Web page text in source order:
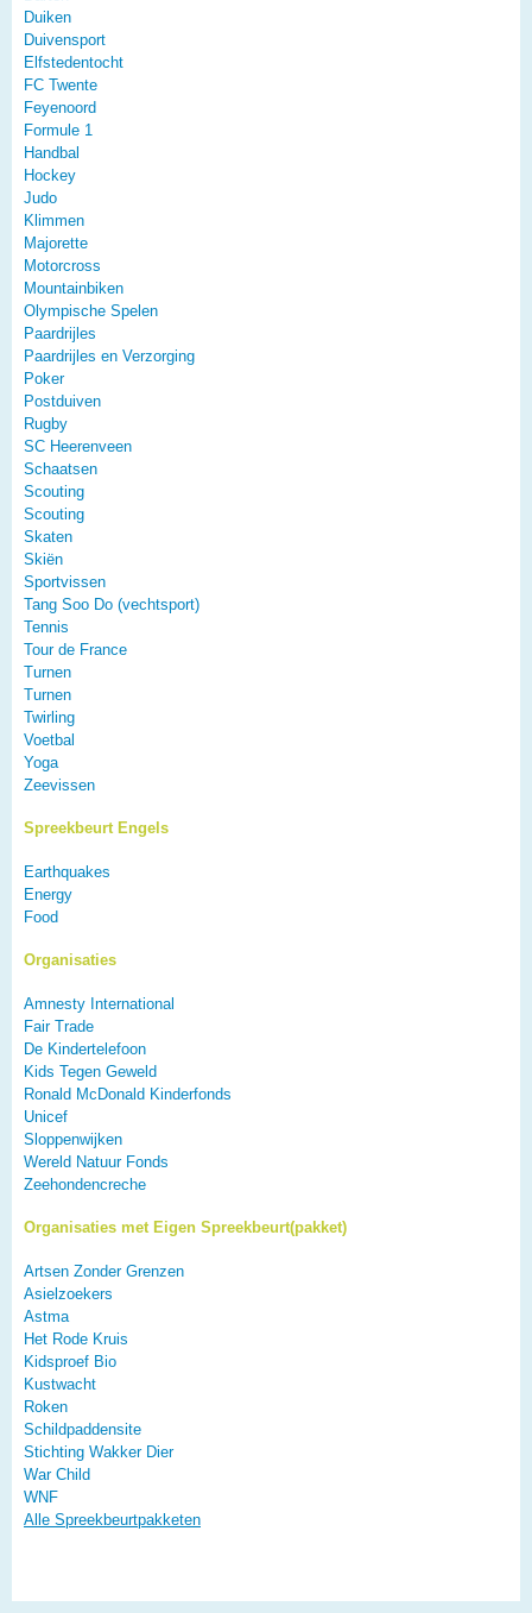
Duiken
Duivensport
Elfstedentocht
FC Twente
Feyenoord
Formule 1
Handbal
Hockey
Judo
Klimmen
Majorette
Motorcross
Mountainbiken
Olympische Spelen
Paardrijles
Paardrijles en Verzorging
Poker
Postduiven
Rugby
SC Heerenveen
Schaatsen
Scouting
Scouting
Skaten
Skiën
Sportvissen
Tang Soo Do (vechtsport)
Tennis
Tour de France
Turnen
Turnen
Twirling
Voetbal
Yoga
Zeevissen
Spreekbeurt Engels
Earthquakes
Energy
Food
Organisaties
Amnesty International
Fair Trade
De Kindertelefoon
Kids Tegen Geweld
Ronald McDonald Kinderfonds
Unicef
Sloppenwijken
Wereld Natuur Fonds
Zeehondencreche
Organisaties met Eigen Spreekbeurt(pakket)
Artsen Zonder Grenzen
Asielzoekers
Astma
Het Rode Kruis
Kidsproef Bio
Kustwacht
Roken
Schildpaddensite
Stichting Wakker Dier
War Child
WNF
Alle Spreekbeurtpakketen